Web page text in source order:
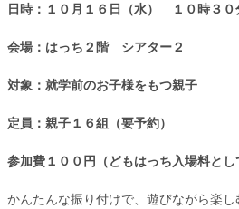
日時：１０月１６日（水） １０時３０
会場：はっち２階 シアター２
対象：就学前のお子様をもつ親子
定員：親子１６組（要予約）
参加費１００円（どもはっち入場料とし
かんたんな振り付けで、遊びながら楽